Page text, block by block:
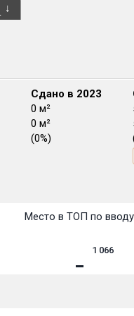
Сдано в 2023
0 м²
0 м²
(0%)
Место в ТОП по
1 066